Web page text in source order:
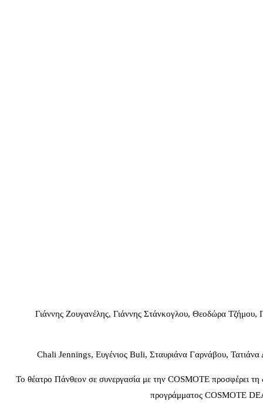
Γιάννης Ζουγανέλης, Γιάννης Στάνκογλου, Θεοδώρα
Chali Jennings, Ευγένιος Buli, Σταυριάνα Γαρνάβου,
Το θέατρο Πάνθεον σε συνεργασία με την COSMOTE προσφέρει
προγράμματος COSMOTE